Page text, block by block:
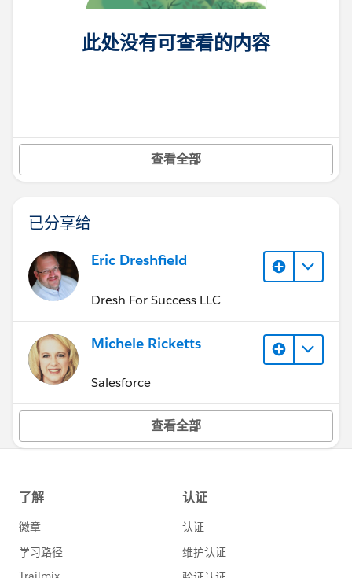
此处没有可查看的内容
查看全部
已分享给
Eric Dreshfield
Dresh For Success LLC
Michele Ricketts
Salesforce
查看全部